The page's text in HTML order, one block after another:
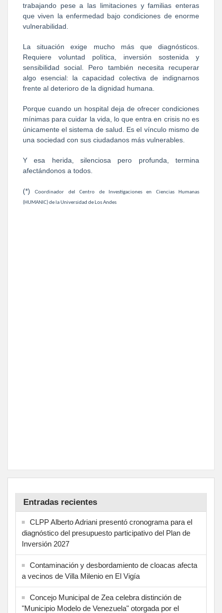
trabajando pese a las limitaciones y familias enteras
que viven la enfermedad bajo condiciones de enorme
vulnerabilidad.
La situación exige mucho más que diagnósticos.
Requiere voluntad política, inversión sostenida y
sensibilidad social. Pero también necesita recuperar
algo esencial: la capacidad colectiva de indignarnos
frente al deterioro de la dignidad humana.
Porque cuando un hospital deja de ofrecer condiciones
mínimas para cuidar la vida, lo que entra en crisis no es
únicamente el sistema de salud. Es el vínculo mismo de
una sociedad con sus ciudadanos más vulnerables.
Y esa herida, silenciosa pero profunda, termina
afectándonos a todos.
(*) Coordinador del Centro de Investigaciones en Ciencias Humanas
(HUMANIC) de la Universidad de Los Andes
Entradas recientes
CLPP Alberto Adriani presentó cronograma para el
diagnóstico del presupuesto participativo del Plan de
Inversión 2027
Contaminación y desbordamiento de cloacas afecta
a vecinos de Villa Milenio en El Vigía
Concejo Municipal de Zea celebra distinción de
"Municipio Modelo de Venezuela" otorgada por el